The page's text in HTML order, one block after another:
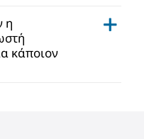
η
κάποιον